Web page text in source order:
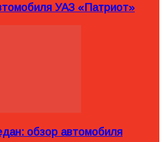
УАЗ «Патриот»
обзор автомобиля